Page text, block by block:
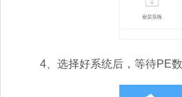
4、选择好系统后，等待PE数